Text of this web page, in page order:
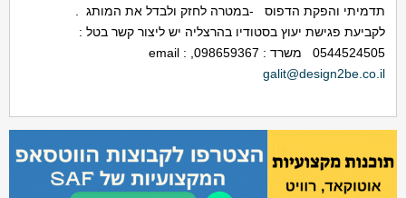
תדמיתי והפקת הדפוס -במטרה לחזק ולבדל את המותג .
לקביעת פגישת יעוץ בסטודיו בהרצליה יש ליצור קשר בטל :
0544524505 משרד : 098659367, email :
galit@design2be.co.il